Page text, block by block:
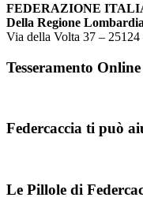
FEDERAZIONE
Della Regione Lombardia
Via della Volta 37 – 25124
Tesseramento Online
Federcaccia ti può
Le Pillole di